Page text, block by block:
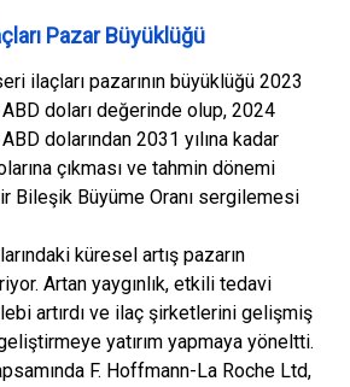
Pazar Büyüklüğü
ilaçları pazarının büyüklüğü 2023
ABD doları değerinde olup, 2024
dolarından 2031 yılına kadar
çıkması ve tahmin dönemi
Bileşik Büyüme Oranı sergilemesi
küresel artış pazarın
Artan yaygınlık, etkili tedavi
artırdı ve ilaç şirketlerini gelişmiş
yatırım yapmaya yöneltti.
F. Hoffmann-La Roche Ltd,